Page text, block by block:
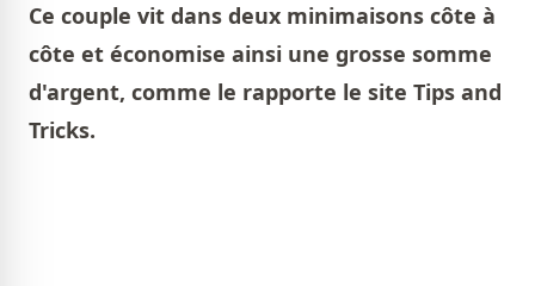
Ce couple vit dans deux minimaisons côte à
côte et économise ainsi une grosse somme
d'argent, comme le rapporte le site Tips and
Tricks.